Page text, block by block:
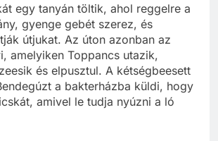
egy tanyán töltik, ahol reggelre a
gyenge gebét szerez, és
útjukat. Az úton azonban az
amelyiken Toppancs utazik,
és elpusztul. A kétségbeesett
a bakterházba küldi, hogy
amivel le tudja nyúzni a ló